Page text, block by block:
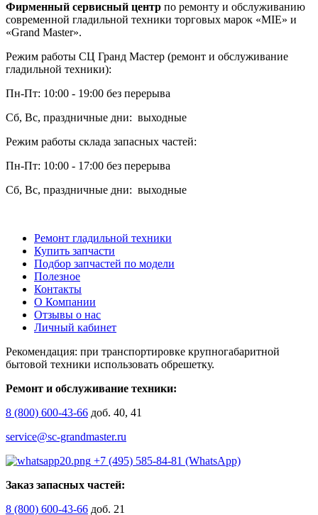
Фирменный сервисный центр по ремонту и обслуживанию
современной гладильной техники торговых марок «MIE» и
«Grand Master».
Режим работы СЦ Гранд Мастер (ремонт и обслуживание
гладильной техники):
Пн-Пт: 10:00 - 19:00 без перерыва
Сб, Вс, праздничные дни: выходные
Режим работы склада запасных частей:
Пн-Пт: 10:00 - 17:00 без перерыва
Сб, Вс, праздничные дни: выходные
Ремонт гладильной техники
Купить запчасти
Подбор запчастей по модели
Полезное
Контакты
О Компании
Отзывы о нас
Личный кабинет
Рекомендация: при транспортировке крупногабаритной
бытовой техники использовать обрешетку.
Ремонт и обслуживание техники:
8 (800) 600-43-66 доб. 40, 41
service@sc-grandmaster.ru
+7 (495) 585-84-81 (WhatsApp)
Заказ запасных частей:
8 (800) 600-43-66 доб. 21